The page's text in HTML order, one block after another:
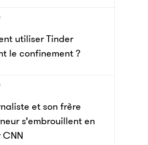
utiliser Tinder
le confinement ?
et son frère
s’embrouillent en